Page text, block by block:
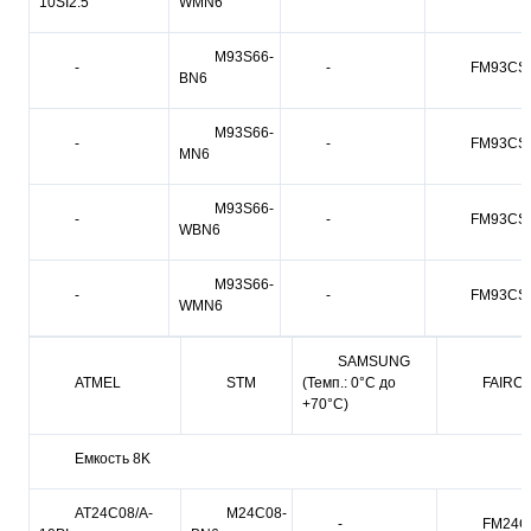
-
M93S66-
BN6
-
-
M93S66-
MN6
-
-
M93S66-
WBN6
-
-
M93S66-
WMN6
-
ATMEL STM
SAMSUNG
(Темп.: 0°C до
+70°C)
Емкость 8K
AT24C08/A-
M24C08-
-